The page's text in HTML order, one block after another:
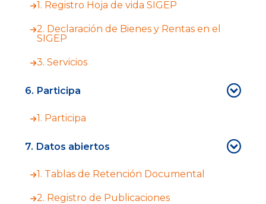
1. Registro Hoja de vida SIGEP
2. Declaración de Bienes y Rentas en el
SIGEP
3. Servicios
6. Participa
1. Participa
7. Datos abiertos
1. Tablas de Retención Documental
2. Registro de Publicaciones